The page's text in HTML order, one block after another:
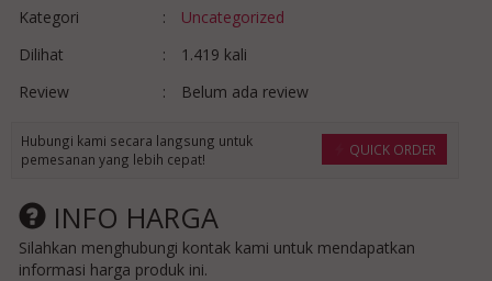
Kategori
:
Uncategorized
Dilihat
:
1.419 kali
Review
: Belum ada review
QUICK ORDER
Hubungi kami secara langsung untuk
pemesanan yang lebih cepat!
INFO HARGA
Silahkan menghubungi kontak kami untuk mendapatkan
informasi harga produk ini.